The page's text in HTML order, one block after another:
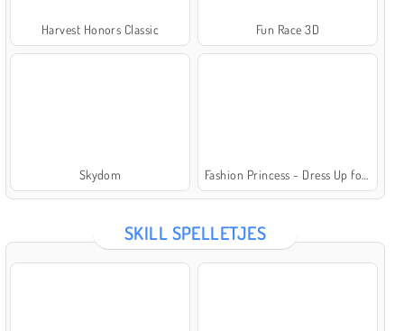
Harvest Honors Classic Fun Race 3D
Skydom Fashion Princess - Dress Up for Girls
SKILL SPELLETJES